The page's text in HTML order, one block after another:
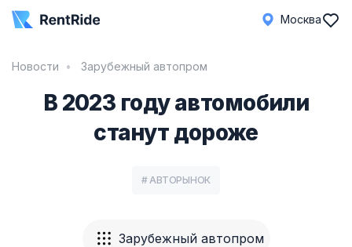
Москва
Новости Зарубежный автопром
В 2023 году автомобили
станут дороже
# АВТОРЫНОК
Зарубежный автопром